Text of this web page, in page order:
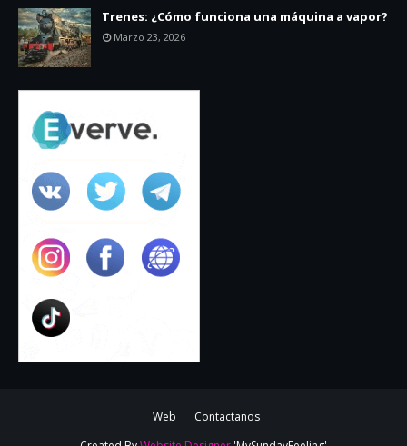
Trenes: ¿Cómo funciona una máquina a vapor?
Marzo 23, 2026
Web
Contactanos